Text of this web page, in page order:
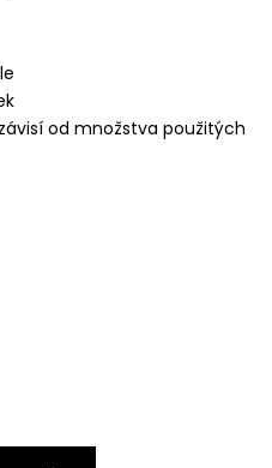
od množstva použitých